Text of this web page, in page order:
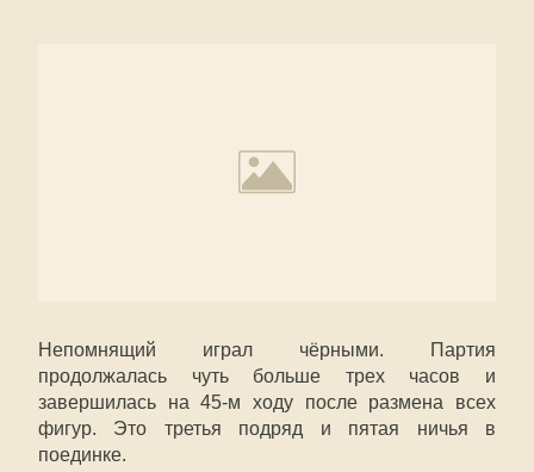
Непомнящий играл чёрными. Партия
продолжалась чуть больше трех часов и
завершилась на 45-м ходу после размена всех
фигур. Это третья подряд и пятая ничья в
поединке.